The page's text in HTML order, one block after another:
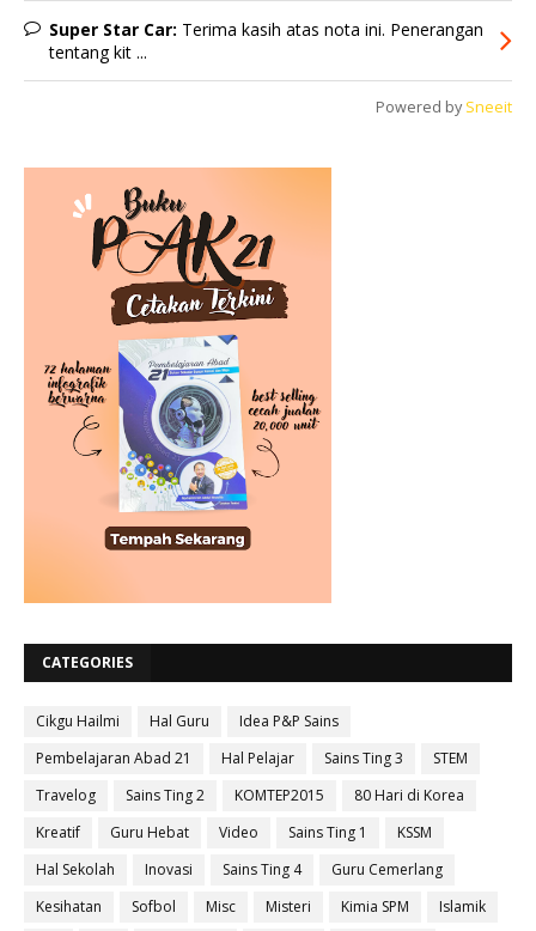
Super Star Car: Terima kasih atas nota ini. Penerangan
tentang kit ...
Powered by Sneeit
CATEGORIES
Cikgu Hailmi Hal Guru
Idea P&P Sains
Pembelajaran Abad 21
Hal Pelajar Sains Ting 3
STEM
Travelog
Sains Ting 2 KOMTEP2015
80 Hari di Korea
Kreatif
Guru Hebat Video Sains Ting 1
KSSM
Hal Sekolah
Inovasi Sains Ting 4
Guru Cemerlang
Kesihatan
Sofbol Misc Misteri Kimia SPM
Islamik